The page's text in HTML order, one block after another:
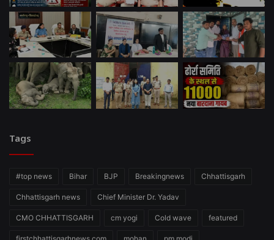
Tags
#top news Bihar BJP Breakingnews Chhattisgarh
Chhattisgarh news Chief Minister Dr. Yadav
CMO CHHATTISGARH cm yogi Cold wave featured